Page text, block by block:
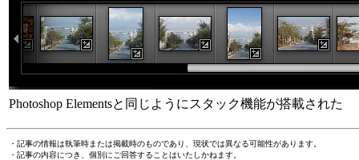
Photoshop Elementsと同じようにスタック機能が搭載された
・記事の情報は執筆時または掲載時のものであり、現状では異なる可能性があります。
・記事の内容につき、個別にご回答することはいたしかねます。